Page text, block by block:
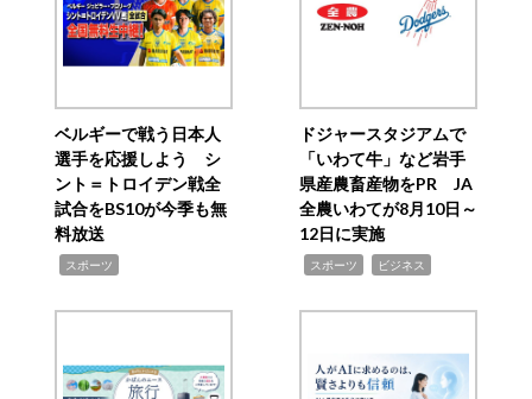
ベルギーで戦う日本人
選手を応援しよう シ
ント＝トロイデン戦全
試合をBS10が今季も無
料放送
スポーツ
ドジャースタジアムで
「いわて牛」など岩手
県産農畜産物をPR JA
全農いわてが8月10日～
12日に実施
スポーツ ビジネス